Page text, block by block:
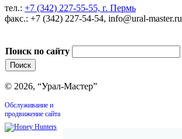
тел.: +7 (342) 227-55-55, г. Пермь
факс.: +7 (342) 227-54-54, info@ural-master.ru
Поиск по сайту
© 2026, “Урал-Мастер”
Обслуживание и
продвижение сайта